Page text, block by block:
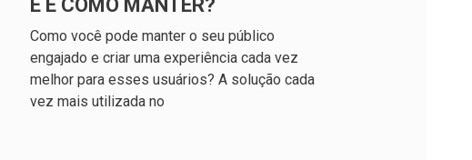
É E COMO MANTER?
Como você pode manter o seu público
engajado e criar uma experiência cada vez
melhor para esses usuários? A solução cada
vez mais utilizada no